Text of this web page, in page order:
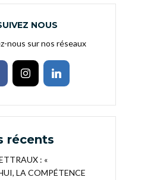
NOUS
nous sur nos réseaux
récents
: «
LA COMPÉTENCE